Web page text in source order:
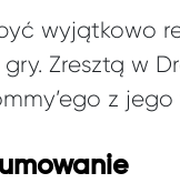
wyjątkowo
Zresztą w
z jego